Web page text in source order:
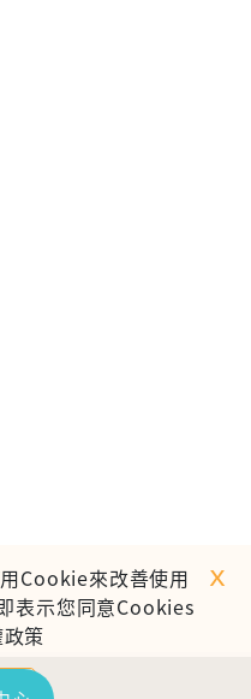
Cookie來改善使用
表示您同意Cookies
策
ｘ